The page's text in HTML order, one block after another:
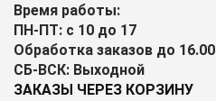
Время работы:
ПН-ПТ: с 10 до 17
Обработка заказов до 16.00
СБ-ВСК: Выходной
ЗАКАЗЫ ЧЕРЕЗ КОРЗИНУ